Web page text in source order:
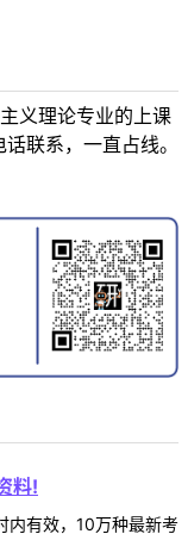
义理论专业的上课
联系，一直占线。
料!
内有效，10万种最新考